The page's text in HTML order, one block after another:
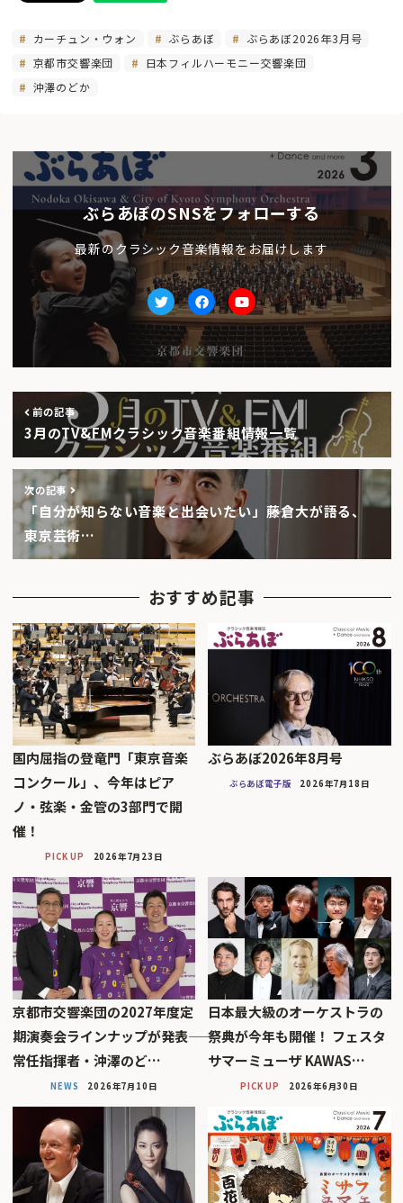
カーチュン・ウォン ぶらあぼ
ぶらあぼ2026年3月号
京都市交響楽団
日本フィルハーモニー交響楽団
沖澤のどか
ぶらあぼのSNSをフォローする
最新のクラシック音楽情報をお届けします
TwitterfacebookYoutube
前の記事
3月のTV&FMクラシック音楽番組情報一覧
次の記事
「自分が知らない音楽と出会いたい」――藤倉大が語る、
東京芸術…
おすすめ記事
国内屈指の登竜門「東京音楽
コンクール」、今年はピア
ノ・弦楽・金管の3部門で開
催！
PICK UP 2026年7月23日
ぶらあぼ2026年8月号
ぶらあぼ電子版 2026年7月18日
京都市交響楽団の2027年度定
期演奏会ラインナップが発表――
常任指揮者・沖澤のど…
NEWS 2026年7月10日
日本最大級のオーケストラの
祭典が今年も開催！ フェスタ
サマーミューザ KAWAS…
PICK UP 2026年6月30日